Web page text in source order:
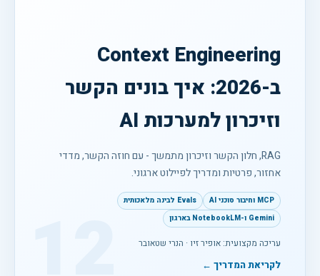
Context Engineering
ב-2026: איך בונים הקשר
וזיכרון למערכות AI
RAG, חלון הקשר וזיכרון מתמשך - עם חוזה הקשר, מדדי
אחזור, פרטיות ומדריך לפיילוט ארגוני.
MCP וחיבור סוכני AI
Evals לבינה מלאכותית
Gemini ו-NotebookLM בארגון
עריכה מקצועית: אופיר זיו · הנרי שטאובר
לקריאת המדריך ←